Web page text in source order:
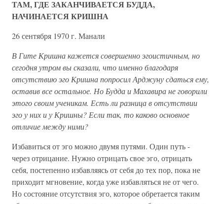
ТАМ, ГДЕ ЗАКАНЧИВАЕТСЯ БУДДА,
НАЧИНАЕТСЯ КРИШНА
26 сентября 1970 г. Манали
В Гите Кришна кажется совершенно эгоистичным, но
сегодня утром вы сказали, что именно благодаря
отсутствию эго Кришна попросил Арджуну сдаться ему,
оставив все остальное. Но Будда и Махавира не говорили
этого своим ученикам. Есть ли разница в отсутствии
эго у них и у Кришны? Если так, то каково основное
отличие между ними?
Избавиться от эго можно двумя путями. Один путь -
через отрицание. Нужно отрицать свое эго, отрицать
себя, постепенно избавляясь от себя до тех пор, пока не
приходит мгновение, когда уже избавляться не от чего.
Но состояние отсутствия эго, которое обретается таким